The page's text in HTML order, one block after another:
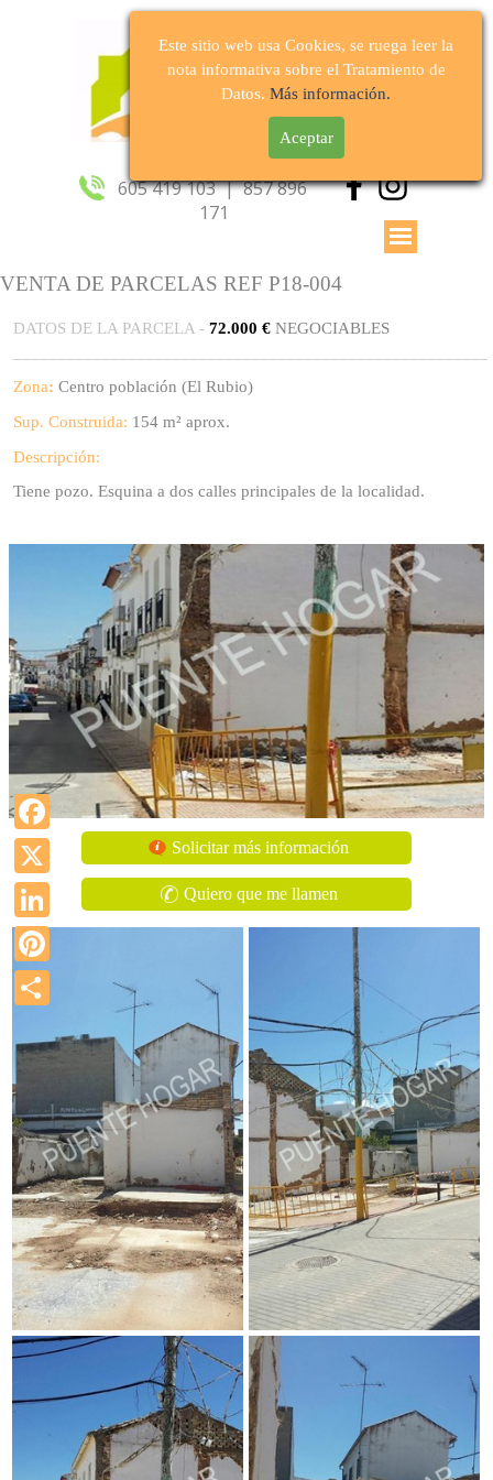
605 419 103  |  857 896
171
VENTA DE PARCELAS REF P18-004
DATOS DE LA PARCELA - 72.000 € NEGOCIABLES
Zona: Centro población (El Rubio)
Sup. Construida: 154 m² aprox.
Descripción:
Tiene pozo. Esquina a dos calles principales de la localidad.
Solicitar más información
Quiero que me llamen
Facebook
X
LinkedIn
Pinterest
Este sitio web usa Cookies, se ruega leer la
nota informativa sobre el Tratamiento de
Datos. Más información.
Aceptar